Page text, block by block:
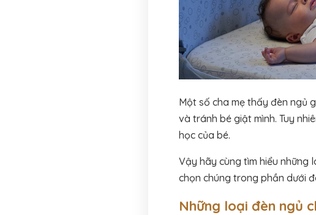
Một số cha mẹ thấy đèn ngủ
và tránh bé giật mình. Tuy
học của bé.
Vậy hãy cùng tìm hiểu những
chọn chúng trong phần dưới
Những loại đèn ngủ